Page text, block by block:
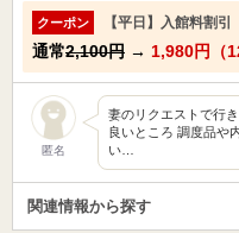
クーポン 【平日】入館料割引
通常2,100円 → 1,980円（
匿名
妻のリクエストで行
良いところ 調度品や
い…
関連情報から探す